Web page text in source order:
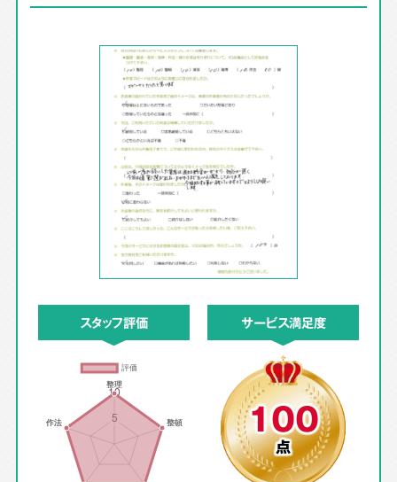
スタッフ評価 サービス満足度
100
点